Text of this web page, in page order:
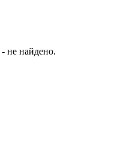
- не найдено.